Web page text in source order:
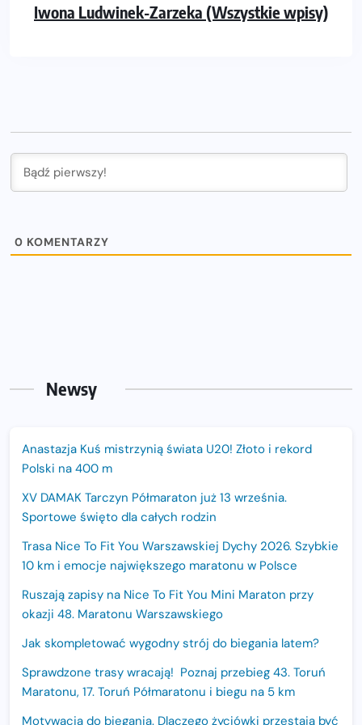
Iwona Ludwinek-Zarzeka (Wszystkie wpisy)
0 KOMENTARZY
Newsy
Anastazja Kuś mistrzynią świata U20! Złoto i rekord
Polski na 400 m
XV DAMAK Tarczyn Półmaraton już 13 września.
Sportowe święto dla całych rodzin
Trasa Nice To Fit You Warszawskiej Dychy 2026. Szybkie
10 km i emocje największego maratonu w Polsce
Ruszają zapisy na Nice To Fit You Mini Maraton przy
okazji 48. Maratonu Warszawskiego
Jak skompletować wygodny strój do biegania latem?
Sprawdzone trasy wracają! Poznaj przebieg 43. Toruń
Maratonu, 17. Toruń Półmaratonu i biegu na 5 km
Motywacja do biegania. Dlaczego życiówki przestają być